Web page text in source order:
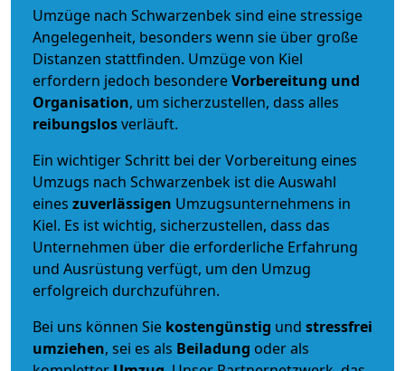
Umzüge nach Schwarzenbek sind eine stressige
Angelegenheit, besonders wenn sie über große
Distanzen stattfinden. Umzüge von Kiel
erfordern jedoch besondereVorbereitung und
Organisation, um sicherzustellen, dass alles
reibungslosverläuft.
Ein wichtiger Schritt bei der Vorbereitung eines
Umzugs nach Schwarzenbek ist die Auswahl
eines zuverlässigen Umzugsunternehmens in
Kiel. Es ist wichtig, sicherzustellen, dass das
Unternehmen über die erforderliche Erfahrung
und Ausrüstung verfügt, um den Umzug
erfolgreich durchzuführen.
Bei uns können Sie kostengünstig und stressfrei
umziehen, sei es als Beiladung oder als